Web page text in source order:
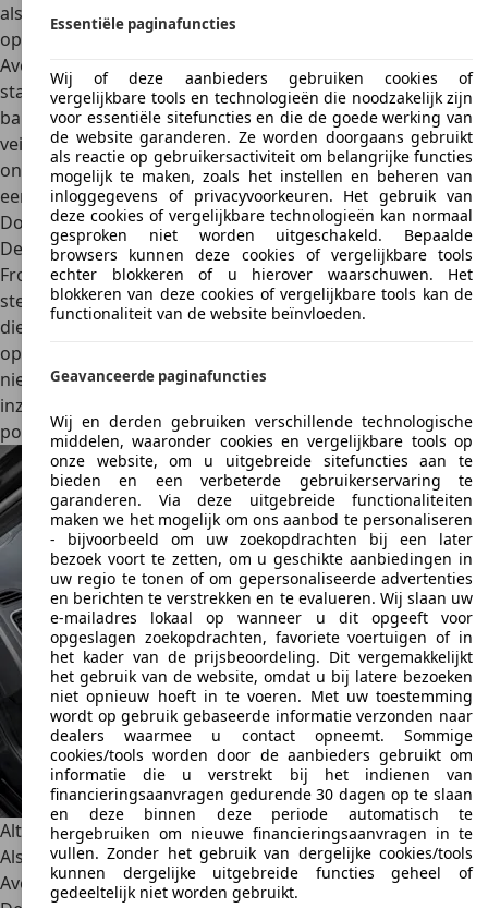
als de voorpassagier, maar ook zijairbags en hoofdairbags
op de achterbank bieden bescherming voor iedereen in de
Avenger.
standaard inbegrepen. Een alarmsysteem en
bandenspanningscontrole vervolledigen de elektronische
veiligheidssystemen. Dankzij de uitstekende vering met
onafhankelijke McPherson-veerpoten voor en achter op
een multilink-as en schijfremmen voor alle wielen blijft de
Dodge Avenger altijd stabiel.
De Dodge Avenger behaalde in de Amerikaanse NHTSA
Frontal Crash en de IIHS Frontal Offset Crash Test 2008 vijf
sterren. Ook in de Euro NCAP-crashtest behaalde de
dieselversie van de auto in 2008 vijf sterren. Het volledig
opnieuw ontworpen en stevige chassis, waarin de
nieuwste inzichten inzake bescherming van zowel
inzittenden als voetgangers zitten verwerkt, levert hier een
positieve bijdrage.
Alternatieven
Als u op zoek bent naar een alternatief voor de Dodge
Avenger, dan kunt u ook deDodge Caliberoverwegen.
Essentiële paginafuncties
Wij of deze aanbieders gebruiken cookies of
vergelijkbare tools en technologieën die noodzakelijk zijn
voor essentiële sitefuncties en die de goede werking van
de website garanderen. Ze worden doorgaans gebruikt
als reactie op gebruikersactiviteit om belangrijke functies
mogelijk te maken, zoals het instellen en beheren van
inloggegevens of privacyvoorkeuren. Het gebruik van
deze cookies of vergelijkbare technologieën kan normaal
gesproken niet worden uitgeschakeld. Bepaalde
browsers kunnen deze cookies of vergelijkbare tools
echter blokkeren of u hierover waarschuwen. Het
blokkeren van deze cookies of vergelijkbare tools kan de
functionaliteit van de website beïnvloeden.
Geavanceerde paginafuncties
Wij en derden gebruiken verschillende technologische
middelen, waaronder cookies en vergelijkbare tools op
onze website, om u uitgebreide sitefuncties aan te
bieden en een verbeterde gebruikerservaring te
garanderen. Via deze uitgebreide functionaliteiten
maken we het mogelijk om ons aanbod te personaliseren
- bijvoorbeeld om uw zoekopdrachten bij een later
bezoek voort te zetten, om u geschikte aanbiedingen in
uw regio te tonen of om gepersonaliseerde advertenties
en berichten te verstrekken en te evalueren. Wij slaan uw
e-mailadres lokaal op wanneer u dit opgeeft voor
opgeslagen zoekopdrachten, favoriete voertuigen of in
het kader van de prijsbeoordeling. Dit vergemakkelijkt
het gebruik van de website, omdat u bij latere bezoeken
niet opnieuw hoeft in te voeren. Met uw toestemming
wordt op gebruik gebaseerde informatie verzonden naar
dealers waarmee u contact opneemt. Sommige
cookies/tools worden door de aanbieders gebruikt om
informatie die u verstrekt bij het indienen van
financieringsaanvragen gedurende 30 dagen op te slaan
en deze binnen deze periode automatisch te
hergebruiken om nieuwe financieringsaanvragen in te
vullen. Zonder het gebruik van dergelijke cookies/tools
kunnen dergelijke uitgebreide functies geheel of
gedeeltelijk niet worden gebruikt.